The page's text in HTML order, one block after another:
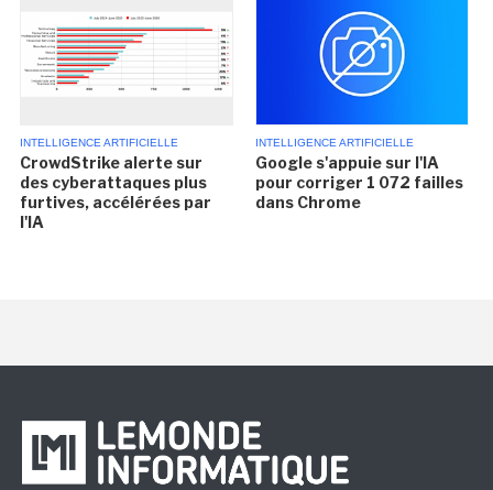
INTELLIGENCE ARTIFICIELLE
CrowdStrike alerte sur
des cyberattaques plus
furtives, accélérées par
l'IA
INTELLIGENCE ARTIFICIELLE
Google s'appuie sur l'IA
pour corriger 1 072 failles
dans Chrome